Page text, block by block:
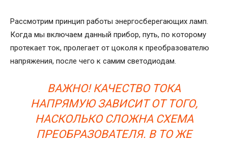
Рассмотрим принцип работы энергосберегающих ламп.
Когда мы включаем данный прибор, путь, по которому
протекает ток, пролегает от цоколя к преобразователю
напряжения, после чего к самим светодиодам.
ВАЖНО! КАЧЕСТВО ТОКА
НАПРЯМУЮ ЗАВИСИТ ОТ ТОГО,
НАСКОЛЬКО СЛОЖНА СХЕМА
ПРЕОБРАЗОВАТЕЛЯ. В ТО ЖЕ